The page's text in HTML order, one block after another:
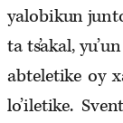
yalobikun
ta ts’akal,
abteletike oy
lo’iletike.